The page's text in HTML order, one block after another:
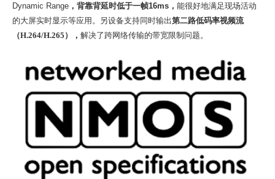
Dynamic Range ，背靠背延时低于一帧16ms， 能很好地满足现场活动
的大屏实时显示等应用。另设备支持同时输出第二路低码率视频流
（H.264/H.265）， 解决了跨网络传输的带宽限制问题。